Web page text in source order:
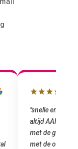
"Top service. Ik
het installeren
was meteen
gemaakt. Top